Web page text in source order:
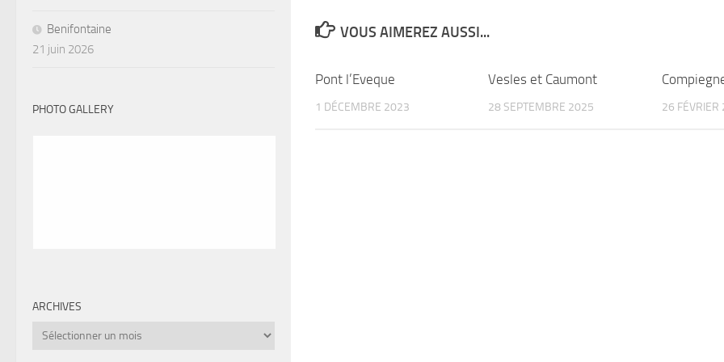
VOUS AIMEREZ AUSSI...
Pont l’Eveque
1 DÉCEMBRE 2023
Vesles et Caumont
28 SEPTEMBRE 2025 26 FÉVRIER
Benifontaine
21 juin 2026
PHOTO GALLERY
ARCHIVES
Archives